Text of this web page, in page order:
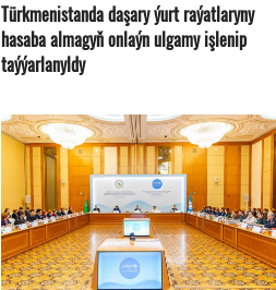
Türkmenistanda daşary ýurt raýatlaryny
hasaba almagyň onlaýn ulgamy işlenip
taýýarlanyldy